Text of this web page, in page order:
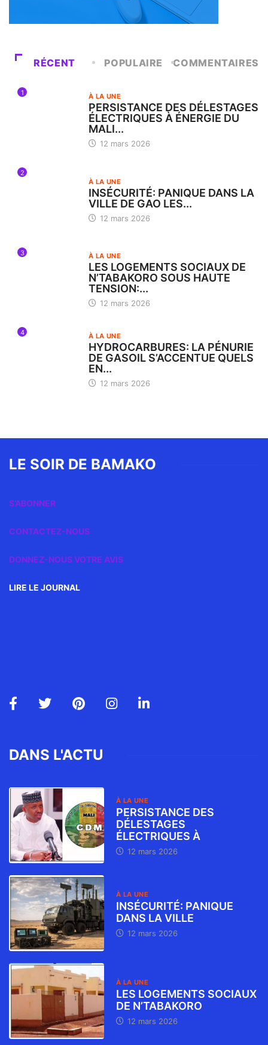
RÉCENT POPULAIRE COMMENTAIRES
1 À LA UNE
PERSISTANCE DES DÉLESTAGES
ÉLECTRIQUES À ÉNERGIE DU
MALI...
12 mars 2026
2
À LA UNE
INSÉCURITÉ: PANIQUE DANS LA
VILLE DE GAO LES...
12 mars 2026
3 À LA UNE
LES LOGEMENTS SOCIAUX DE
N’TABAKORO SOUS HAUTE
TENSION:...
12 mars 2026
4 À LA UNE
HYDROCARBURES: LA PÉNURIE
DE GASOIL S’ACCENTUE QUELS
EN...
12 mars 2026
LE SOIR DE BAMAKO
S’ABONNER
CONTACTEZ-NOUS
DONNEZ-NOUS VOTRE AVIS
LIRE LE JOURNAL
DANS L'ACTU
À LA UNE
PERSISTANCE DES
DÉLESTAGES
ÉLECTRIQUES À
12 mars 2026
À LA UNE
INSÉCURITÉ: PANIQUE
DANS LA VILLE
12 mars 2026
À LA UNE
LES LOGEMENTS SOCIAUX
DE N’TABAKORO
12 mars 2026